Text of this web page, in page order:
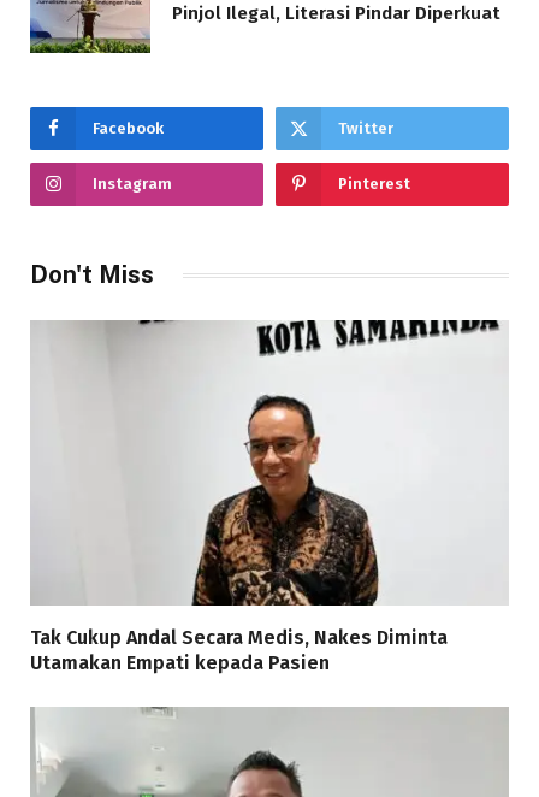
Pinjol Ilegal, Literasi Pindar Diperkuat
Facebook Twitter
Instagram Pinterest
Don't Miss
Tak Cukup Andal Secara Medis, Nakes Diminta
Utamakan Empati kepada Pasien